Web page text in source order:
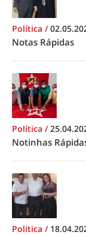
Política /
Notas Rápidas
Política /
Notinhas
Política /